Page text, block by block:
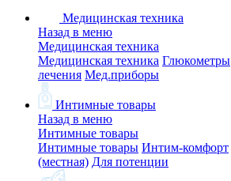
Медицинская техника
Назад в меню
Медицинская техника
Медицинская техника Глюкометры
лечения Мед.приборы
Интимные товары
Назад в меню
Интимные товары
Интимные товары Интим-комфорт
(местная) Для потенции